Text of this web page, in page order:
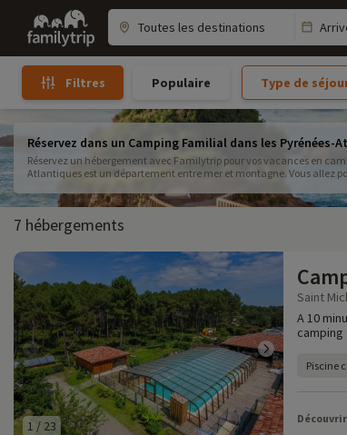
Family
trip
Filtres Populaire Type de
Réservez dans un Camping Familial dans les Pyrénées-
Réservez un hébergement avec Familytrip pour vos vacances en
Atlantiques est un département entre mer et montagne. Vous allez
Pyrénées Atlantiques.
7 hébergements
1 / 23
Saint
A 10
Piscine